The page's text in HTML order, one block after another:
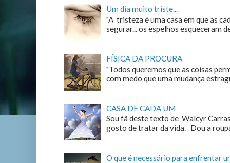
Um dia muito triste...
"A tristeza é uma casa em que as
segurar... os espelhos esqueceram
FÍSICA DA PROCURA
"Todos queremos que as coisas
com medo que uma mudança
CASA DE CADA UM
Sou fã deste texto de Walcyr
gosto de tratar da vida. Dou a
O que é necessário para enfrentar